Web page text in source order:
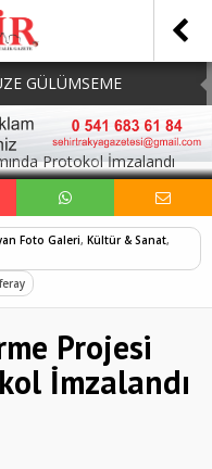
GÜLÜMSEME
‘SOSYAL
YALNIZ
Dönem Başladı:
Yalnız Bırakmadı
DAYANIŞMAYI
PAYLAŞ
Foto Galeri, Kültür & Sanat,
Projesi
İmzalandı